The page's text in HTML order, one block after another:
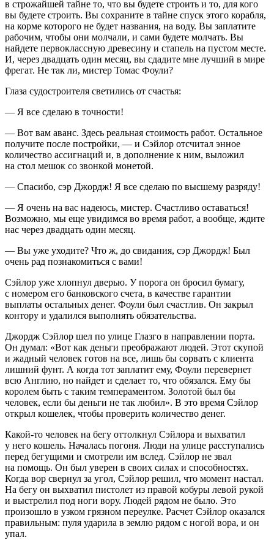
в строжайшей тайне то, что вы будете строить и то, для кого
вы будете строить. Вы сохраните в тайне спуск этого корабля,
на корме которого не будет названия, на воду. Вы заплатите
рабочим, чтобы они молчали, и сами будете молчать. Вы
найдете первоклассную древесину и стапель на пустом месте.
И, через двадцать один месяц, вы сдадите мне лучший в мире
фрегат. Не так ли, мистер Томас Фоули?
Глаза судостроителя светились от счастья:
— Я все сделаю в точности!
— Вот вам аванс. Здесь реальная стоимость работ. Остальное
получите после постройки, — и Сэйлор отсчитал энное
количество ассигнаций и, в дополнение к ним, выложил
на стол мешок со звонкой монетой.
— Спасибо, сэр Джордж! Я все сделаю по высшему разряду!
— Я очень на вас надеюсь, мистер. Счастливо оставаться!
Возможно, мы еще увидимся во время работ, а вообще, ждите
нас через двадцать один месяц.
— Вы уже уходите? Что ж, до свидания, сэр Джордж! Был
очень рад познакомиться с вами!
Сэйлор уже хлопнул дверью. У порога он бросил бумагу,
с номером его банковского счета, в качестве гарантии
выплаты остальных денег. Фоули был счастлив. Он закрыл
контору и удалился выполнять обязательства.
Джордж Сэйлор шел по улице Глазго в направлении порта.
Он думал: «Вот как деньги преображают людей. Этот скупой
и жадный человек готов на все, лишь бы сорвать с клиента
лишний фунт. А когда тот заплатит ему, Фоули перевернет
всю Англию, но найдет и сделает то, что обязался. Ему бы
королем быть с таким темпераментом. Золотой был бы
человек, если бы деньги не так любил». В это время Сэйлор
открыл кошелек, чтобы проверить количество денег.
Какой-то человек на бегу оттолкнул Сэйлора и выхватил
у него кошель. Началась погоня. Люди на улице расступались
перед бегущими и смотрели им вслед. Сэйлор не звал
на помощь. Он был уверен в своих силах и способностях.
Когда вор свернул за угол, Сэйлор решил, что момент настал.
На бегу он выхватил пистолет из правой кобуры левой рукой
и выстрелил под ноги вору. Людей рядом не было. Это
произошло в узком грязном переулке. Расчет Сэйлор оказался
правильным: пуля ударила в землю рядом с ногой вора, и он
упал.